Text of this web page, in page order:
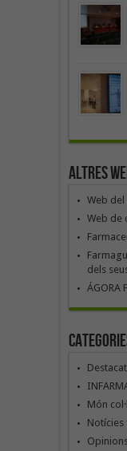
Altres
Web del
Web de
dels
ÁGORA
Món
Notícies